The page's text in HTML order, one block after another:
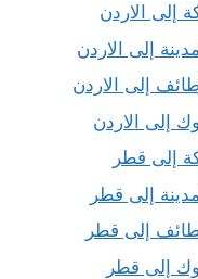
إلى الاردن
إلى الاردن
إلى الاردن
إلى الاردن
إلى قطر
إلى قطر
إلى قطر
إلى قطر